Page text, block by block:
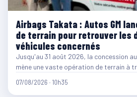
Airbags Takata : Autos GM
de terrain pour retrouver les
véhicules concernés
Jusqu'au 31 août 2026, la concession
mène une vaste opération de terrain à
07/08/2026 · 10h35